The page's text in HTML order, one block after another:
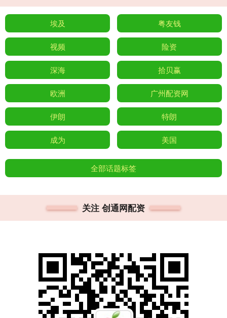
埃及 粤友钱
视频 险资
深海 拾贝赢
欧洲 广州配资网
伊朗 特朗
成为 美国
全部话题标签
关注 创通网配资